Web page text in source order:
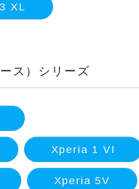
XL
ス）シリーズ
Xperia 1 VI
Xperia 5V